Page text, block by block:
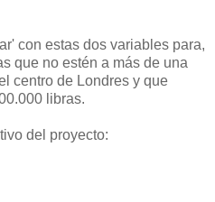
con estas dos variables para,
que no estén a más de una
centro de Londres y que
libras.
del proyecto: